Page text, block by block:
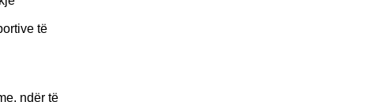
të
ndër të